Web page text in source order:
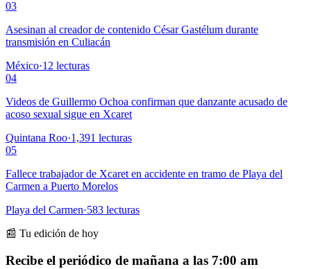
03
Asesinan al creador de contenido César Gastélum durante
transmisión en Culiacán
México·12 lecturas
04
Videos de Guillermo Ochoa confirman que danzante acusado de
acoso sexual sigue en Xcaret
Quintana Roo·1,391 lecturas
05
Fallece trabajador de Xcaret en accidente en tramo de Playa del
Carmen a Puerto Morelos
Playa del Carmen·583 lecturas
📰 Tu edición de hoy
Recibe el periódico de mañana a las 7:00 am